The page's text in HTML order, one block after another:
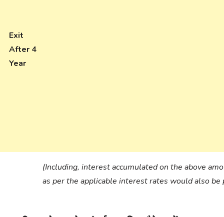
Exit
After 4
Year
(Including, interest accumulated on the above
as per the applicable interest rates would also be